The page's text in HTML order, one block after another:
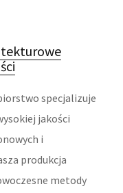
specjalizuje
jakości
i
produkcja
metody